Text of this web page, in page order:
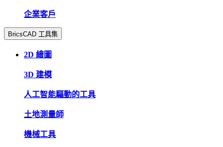
企業客戶
BricsCAD 工具集
2D 繪圖
3D 建模
人工智能驅動的工具
土地測量師
機械工具